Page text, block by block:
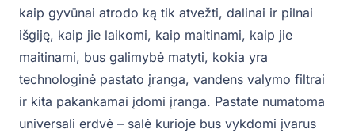
kaip gyvūnai atrodo ką tik atvežti, dalinai ir pilnai
išgiję, kaip jie laikomi, kaip maitinami, kaip jie
maitinami, bus galimybė matyti, kokia yra
technologinė pastato įranga, vandens valymo filtrai
ir kita pakankamai įdomi įranga. Pastate numatoma
universali erdvė – salė kurioje bus vykdomi įvarus